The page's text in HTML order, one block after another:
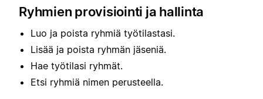
Ryhmien provisiointi ja hallinta
Luo ja poista ryhmiä työtilastasi.
Lisää ja poista ryhmän jäseniä.
Hae työtilasi ryhmät.
Etsi ryhmiä nimen perusteella.